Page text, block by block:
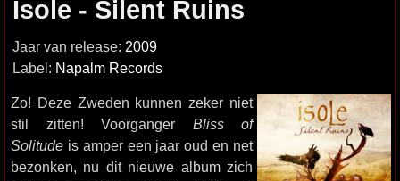
Isole - Silent Ruins
Jaar van release: 2009
Label: Napalm Records
Zo! Deze Zweden kunnen zeker niet
stil zitten! Voorganger Bliss of
Solitude is amper een jaar oud en net
bezonken, nu dit nieuwe album zich